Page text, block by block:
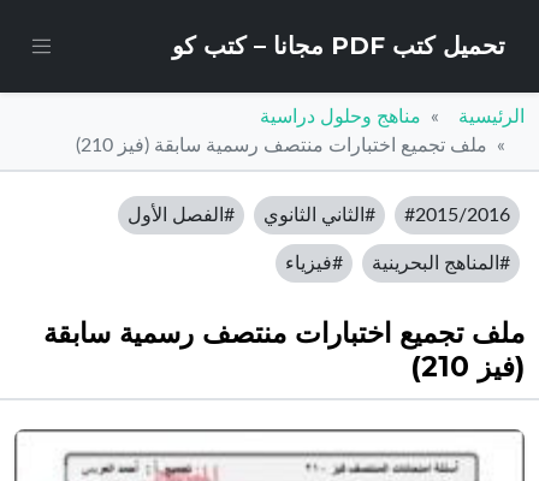
تحميل كتب PDF مجانا – كتب كو
الرئيسية
مناهج وحلول دراسية
ملف تجميع اختبارات منتصف رسمية سابقة (فيز 210)
#2015/2016 #الثاني الثانوي #الفصل الأول
#المناهج البحرينية #فيزياء
ملف تجميع اختبارات منتصف رسمية سابقة
(فيز 210)